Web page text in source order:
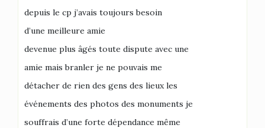
depuis le cp j’avais toujours besoin
d’une meilleure amie
devenue plus âgés toute dispute avec une
amie mais branler je ne pouvais me
détacher de rien des gens des lieux les
événements des photos des monuments je
souffrais d’une forte dépendance même